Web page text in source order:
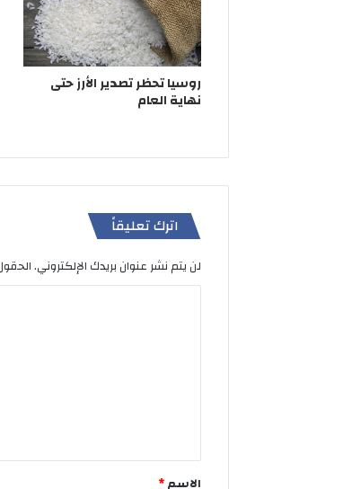
روسيا تحظر تصدير الأرز حتى
نهاية العام
اترك تعليقاً
لن يتم نشر عنوان بريدك الإلكتروني.
ق
الاسم*